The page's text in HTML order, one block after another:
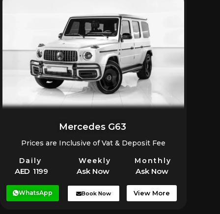
Mercedes G63
Prices are Inclusive of Vat & Deposit Fee
Daily Weekly Monthly
AED 1199 Ask Now Ask Now
WhatsApp Book Now View More